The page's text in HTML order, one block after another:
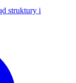
struktury i